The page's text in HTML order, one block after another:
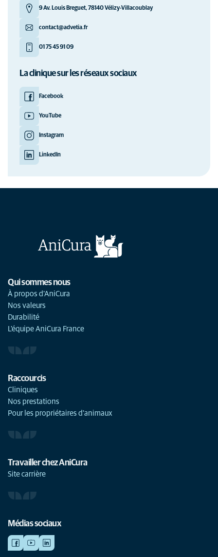
9 Av. Louis Breguet, 78140 Vélizy-Villacoublay
contact@advetia.fr
01 75 45 91 09
La clinique sur les réseaux sociaux
Facebook
YouTube
Instagram
LinkedIn
Qui sommes nous
À propos d'AniCura
Nos valeurs
Durabilité
L'équipe AniCura France
Raccourcis
Cliniques
Nos prestations
Pour les propriétaires d'animaux
Travailler chez AniCura
Site carrière
Médias sociaux